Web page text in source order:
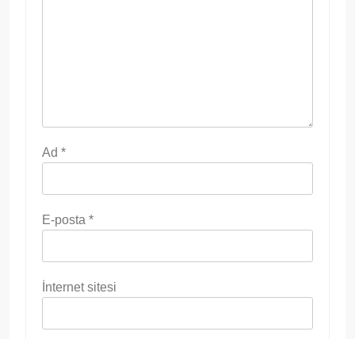
Ad *
E-posta *
İnternet sitesi